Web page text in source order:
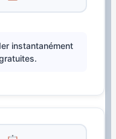
instantanément